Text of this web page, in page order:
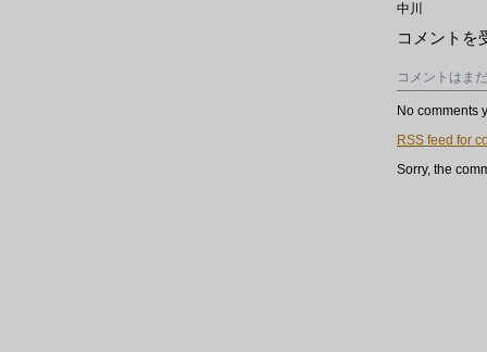
中川
PUNK/
ち
ょ
い
入
し
コメントを
コメントはま
No comments
RSS feed for
Sorry, the